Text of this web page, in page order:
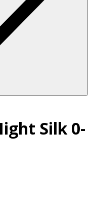
Silk 0-